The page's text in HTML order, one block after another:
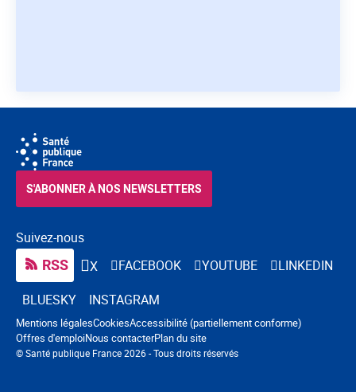
Suivez-nous
RSS X FACEBOOK YOUTUBE
LINKEDIN
BLUESKY
INSTAGRAM
S'ABONNER À NOS NEWSLETTERS
© Santé publique France 2026 - Tous droits réservés
Navigation pied de page
Mentions légalesCookiesAccessibilité (partiellement conforme)
Offres d'emploiNous contacterPlan du site